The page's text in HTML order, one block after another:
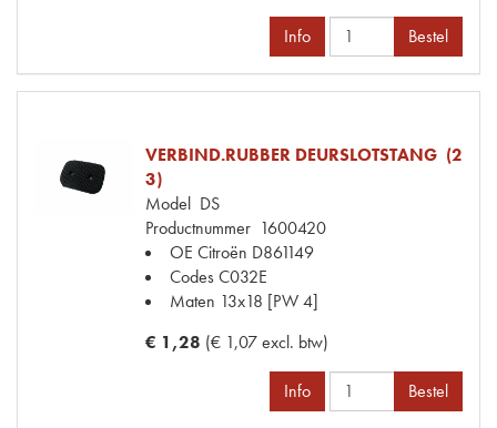
Info Bestel
VERBIND.RUBBER DEURSLOTSTANG (2
3)
Model DS
Productnummer 1600420
OE Citroën D861149
CodesC032E
Maten 13x18 [PW 4]
€ 1,28 (€ 1,07 excl. btw)
Info Bestel